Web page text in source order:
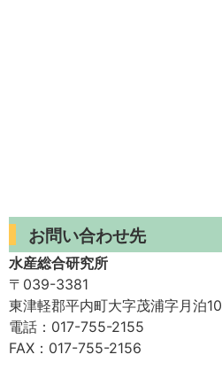
お問い合わせ先
水産総合研究所
〒039-3381
東津軽郡平内町大字茂浦字月泊10
電話：017-755-2155
FAX：017-755-2156